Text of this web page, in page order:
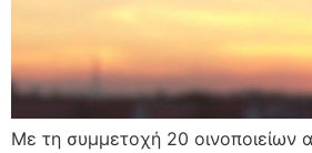
Με τη συμμετοχή 20 οινοποιείων